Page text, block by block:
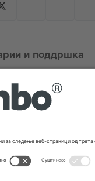
и поддршка
24, 10117 Berlin,
Dr, Suite 305,